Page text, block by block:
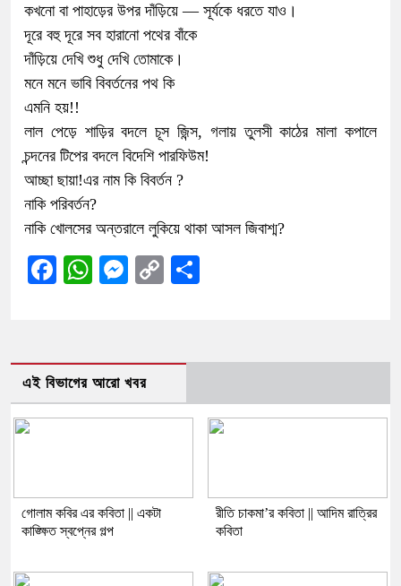
কখনো বা পাহাড়ের উপর দাঁড়িয়ে — সূর্যকে ধরতে যাও।
দূরে বহু দূরে সব হারানো‌ পথের বাঁকে
দাঁড়িয়ে দেখি শুধু দেখি তোমাকে।
মনে মনে ভাবি বিবর্তনের পথ কি
এমনি হয়!!
লাল পেড়ে শাড়ির বদলে চূস‌‌ জিন্স, গলায় তুলসী কাঠের মালা‌ কপালে
চন্দনের টিপের‌ বদলে বিদেশি পারফিউম!
আচ্ছা ছায়া!এর নাম কি বিবর্তন ?
নাকি পরিবর্তন?
নাকি‌‌ খোলসের অন্তরালে লুকিয়ে থাকা আসল জিবাশ্ম?
Facebook
WhatsApp
Messenger
Copy
এই বিভাগের আরো খবর
গোলাম কবির এর কবিতা || একটা
কাঙ্ক্ষিত স্বপ্নের গল্প
রীতি চাকমা’র কবিতা || আদিম রাত্রির
কবিতা